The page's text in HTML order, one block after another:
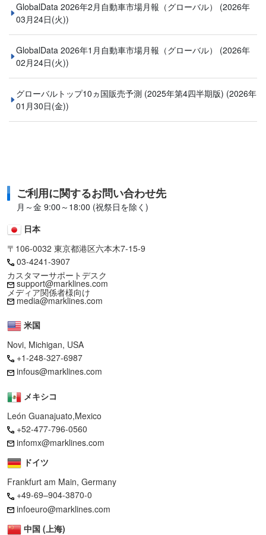
GlobalData 2026年2月自動車市場月報（グローバル） (2026年
03月24日(火))
GlobalData 2026年1月自動車市場月報（グローバル） (2026年
02月24日(火))
グローバルトップ10ヵ国販売予測 (2025年第4四半期版) (2026年
01月30日(金))
ご利用に関するお問い合わせ先
月～金 9:00～18:00 (祝祭日を除く)
日本
〒106-0032 東京都港区六本木7-15-9
03-4241-3907
カスタマーサポートデスク
support@marklines.com
メディア関係者様向け
media@marklines.com
米国
Novi, Michigan, USA
+1-248-327-6987
infous@marklines.com
メキシコ
León Guanajuato,Mexico
+52-477-796-0560
infomx@marklines.com
ドイツ
Frankfurt am Main, Germany
+49-69–904-3870-0
infoeuro@marklines.com
中国 (上海)